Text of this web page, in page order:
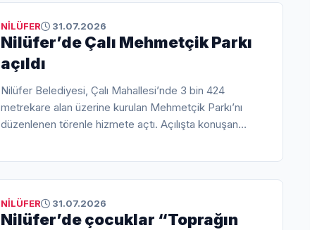
NİLÜFER 31.07.2026
Nilüfer’de Çalı Mehmetçik Parkı
açıldı
Nilüfer Belediyesi, Çalı Mahallesi’nde 3 bin 424
metrekare alan üzerine kurulan Mehmetçik Parkı’nı
düzenlenen törenle hizmete açtı. Açılışta konuşan
geldiklerinden bu yana 14’üncü parkı açtıklarını
NİLÜFER 31.07.2026
Nilüfer’de çocuklar “Toprağın